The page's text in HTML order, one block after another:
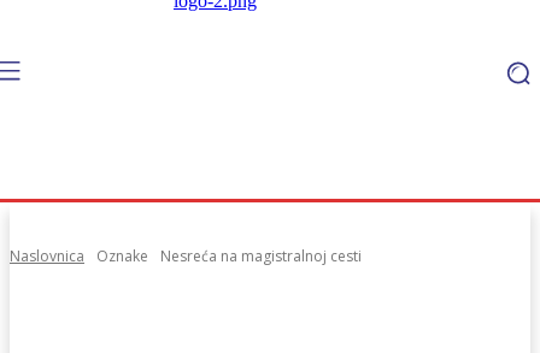
Naslovnica Oznake Nesreća na magistralnoj cesti